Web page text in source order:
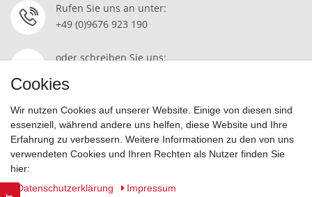
Rufen Sie uns an unter:
+49 (0)9676 923 190
oder schreiben Sie uns:
Widerrufsrecht | Datenschutzerklärung | AGB | Impressum
Cookies
Wir nutzen Cookies auf unserer Website. Einige von diesen sind
essenziell, während andere uns helfen, diese Website und Ihre
Erfahrung zu verbessern. Weitere Informationen zu den von uns
verwendeten Cookies und Ihren Rechten als Nutzer finden Sie
hier:
Daten­schutz­erklärung
Impressum